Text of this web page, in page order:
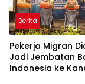
Berita
Pekerja Migran
Jadi Jembatan
Indonesia ke